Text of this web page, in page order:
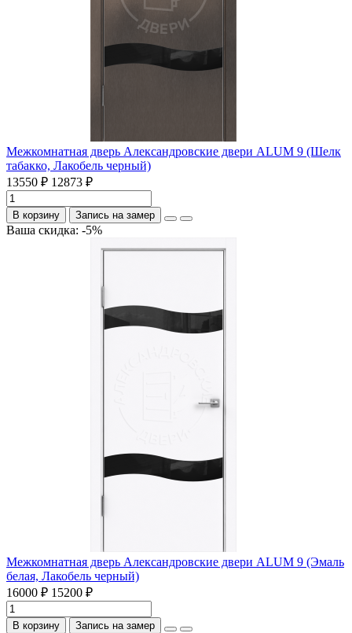
Межкомнатная дверь Александровские двери ALUM 9 (Шелк
табакко, Лакобель черный)
13550 ₽ 12873 ₽
В корзину Запись на замер
Ваша скидка: -5%
Межкомнатная дверь Александровские двери ALUM 9 (Эмаль
белая, Лакобель черный)
16000 ₽ 15200 ₽
В корзину Запись на замер